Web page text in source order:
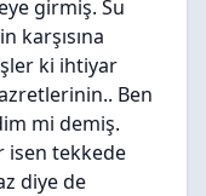
girmiş. Su
karşısına
ki ihtiyar
Ben
mi demiş.
isen tekkede
diye de